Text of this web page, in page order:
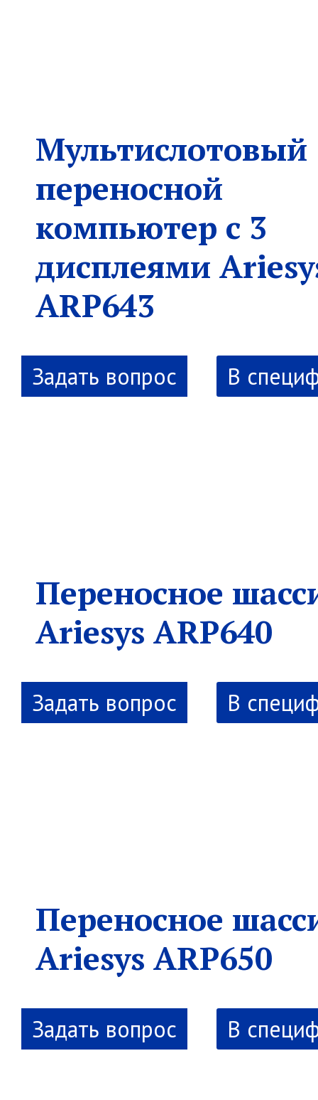
Мультислотовый
переносной
компьютер с 3
дисплеями
ARP643
В
Переносное
Ariesys ARP640
В
Переносное
Ariesys ARP650
В